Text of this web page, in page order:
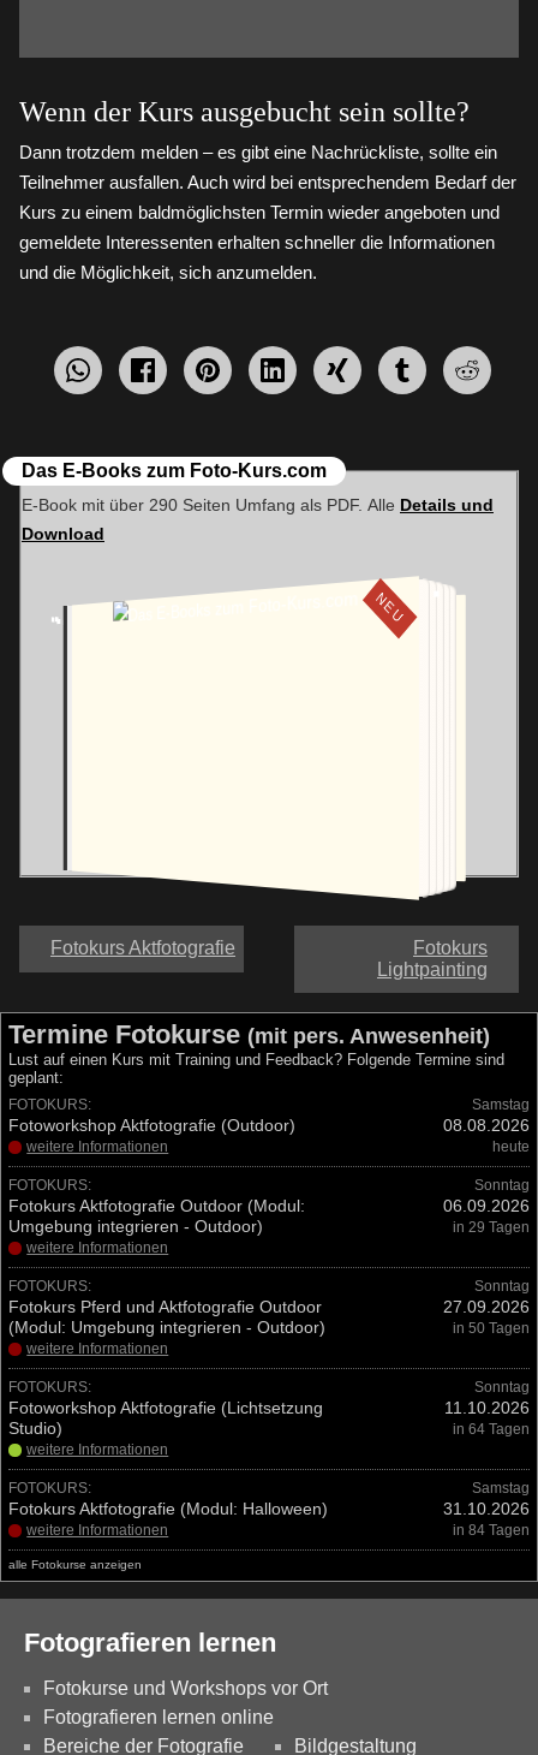
Wenn der Kurs ausgebucht sein sollte?
Dann trotzdem melden – es gibt eine Nachrückliste, sollte ein
Teilnehmer ausfallen. Auch wird bei entsprechendem Bedarf der
Kurs zu einem baldmöglichsten Termin wieder angeboten und
gemeldete Interessenten erhalten schneller die Informationen
und die Möglichkeit, sich anzumelden.
WhatsApp
teilen
Facebook
teilen
pin
mitteilen teilen teilen
Das E-Books zum Foto-Kurs.com
E-Book mit über 290 Seiten Umfang als PDF. Alle Details und
Download
NEU
Fotokurs Aktfotografie
Fotokurs
Lightpainting
Termine Fotokurse (mit pers. Anwesenheit)
Lust auf einen Kurs mit Training und Feedback? Folgende Termine sind
geplant:
FOTOKURS:
Fotoworkshop Aktfotografie (Outdoor)
weitere Informationen
Samstag
08.08.2026
heute
FOTOKURS:
Fotokurs Aktfotografie Outdoor (Modul:
Umgebung integrieren - Outdoor)
weitere Informationen
Sonntag
06.09.2026
in 29 Tagen
FOTOKURS:
Fotokurs Pferd und Aktfotografie Outdoor
(Modul: Umgebung integrieren - Outdoor)
weitere Informationen
Sonntag
27.09.2026
in 50 Tagen
FOTOKURS:
Fotoworkshop Aktfotografie (Lichtsetzung
Studio)
weitere Informationen
Sonntag
11.10.2026
in 64 Tagen
FOTOKURS:
Fotokurs Aktfotografie (Modul: Halloween)
weitere Informationen
Samstag
31.10.2026
in 84 Tagen
alle Fotokurse anzeigen
Fotografieren lernen
Fotokurse und Workshops vor Ort
Fotografieren lernen online
Bereiche der Fotografie
Bildgestaltung